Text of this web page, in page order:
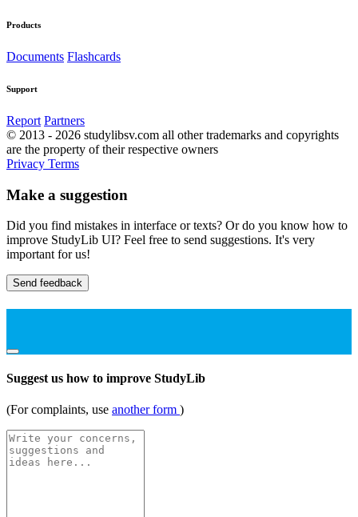
Products
Documents Flashcards
Support
Report Partners
© 2013 - 2026 studylibsv.com all other trademarks and copyrights
are the property of their respective owners
Privacy Terms
Make a suggestion
Did you find mistakes in interface or texts? Or do you know how to
improve StudyLib UI? Feel free to send suggestions. It's very
important for us!
Send feedback
Suggest us how to improve StudyLib
(For complaints, use another form )